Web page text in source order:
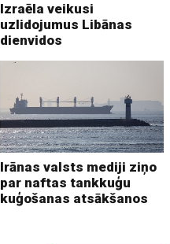
Izraēla veikusi
uzlidojumus Libānas
dienvidos
Irānas valsts mediji ziņo
par naftas tankkuģu
kuģošanas atsākšanos